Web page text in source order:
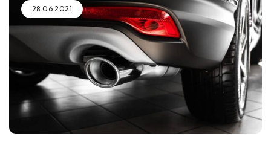
28.06.2021